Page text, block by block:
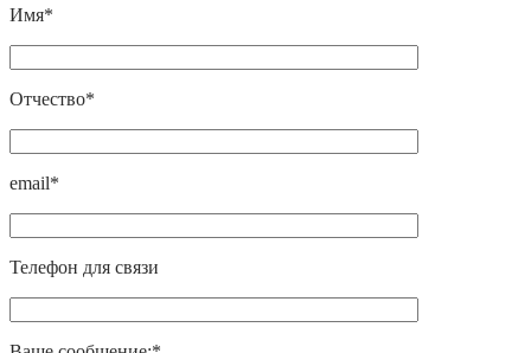
Имя*
Отчество*
email*
Телефон для связи